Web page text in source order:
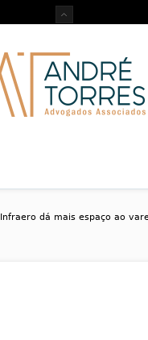
Infraero dá mais espaço ao